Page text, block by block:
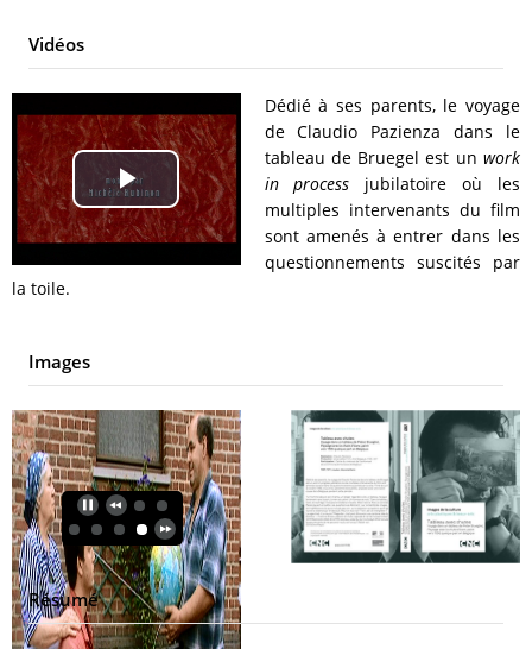
Vidéos
Play
Video
Dédié à ses parents, le voyage
de Claudio Pazienza dans le
tableau de Bruegel est un work
in process jubilatoire où les
multiples intervenants du film
sont amenés à entrer dans les
questionnements suscités par
la toile.
Images
Résumé